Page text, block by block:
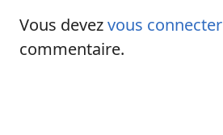
Vous devezvous connecter
commentaire.